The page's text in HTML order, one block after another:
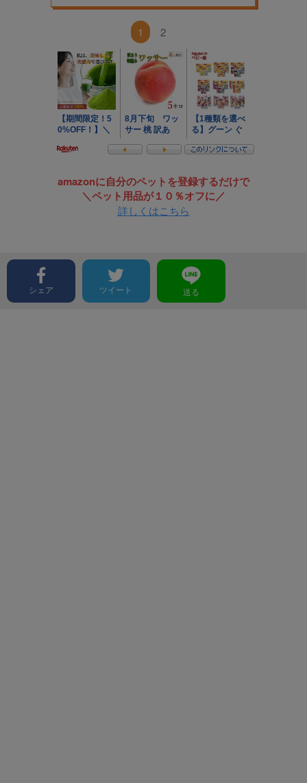
1 2
amazonに自分のペットを登録するだけで
＼ペット用品が１０％オフに／
詳しくはこちら
シェア ツイート 送る